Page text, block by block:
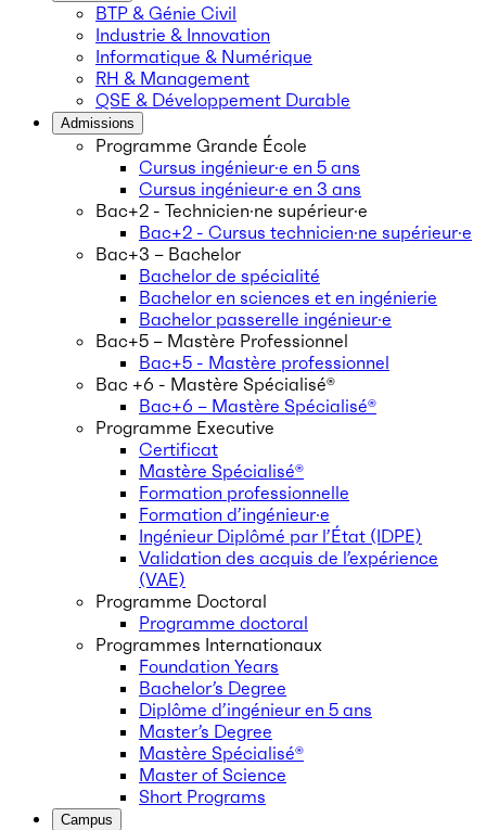
BTP & Génie Civil
Industrie & Innovation
Informatique & Numérique
RH & Management
QSE & Développement Durable
Admissions
Programme Grande École
Cursus ingénieur·e en 5 ans
Cursus ingénieur·e en 3 ans
Bac+2 - Technicien·ne supérieur·e
Bac+2 - Cursus technicien·ne supérieur·e
Bac+3 – Bachelor
Bachelor de spécialité
Bachelor en sciences et en ingénierie
Bachelor passerelle ingénieur·e
Bac+5 – Mastère Professionnel
Bac+5 - Mastère professionnel
Bac +6 - Mastère Spécialisé®
Bac+6 – Mastère Spécialisé®
Programme Executive
Certificat
Mastère Spécialisé®
Formation professionnelle
Formation d’ingénieur·e
Ingénieur Diplômé par l’État (IDPE)
Validation des acquis de l’expérience
(VAE)
Programme Doctoral
Programme doctoral
Programmes Internationaux
Foundation Years
Bachelor’s Degree
Diplôme d’ingénieur en 5 ans
Master’s Degree
Mastère Spécialisé®
Master of Science
Short Programs
Campus